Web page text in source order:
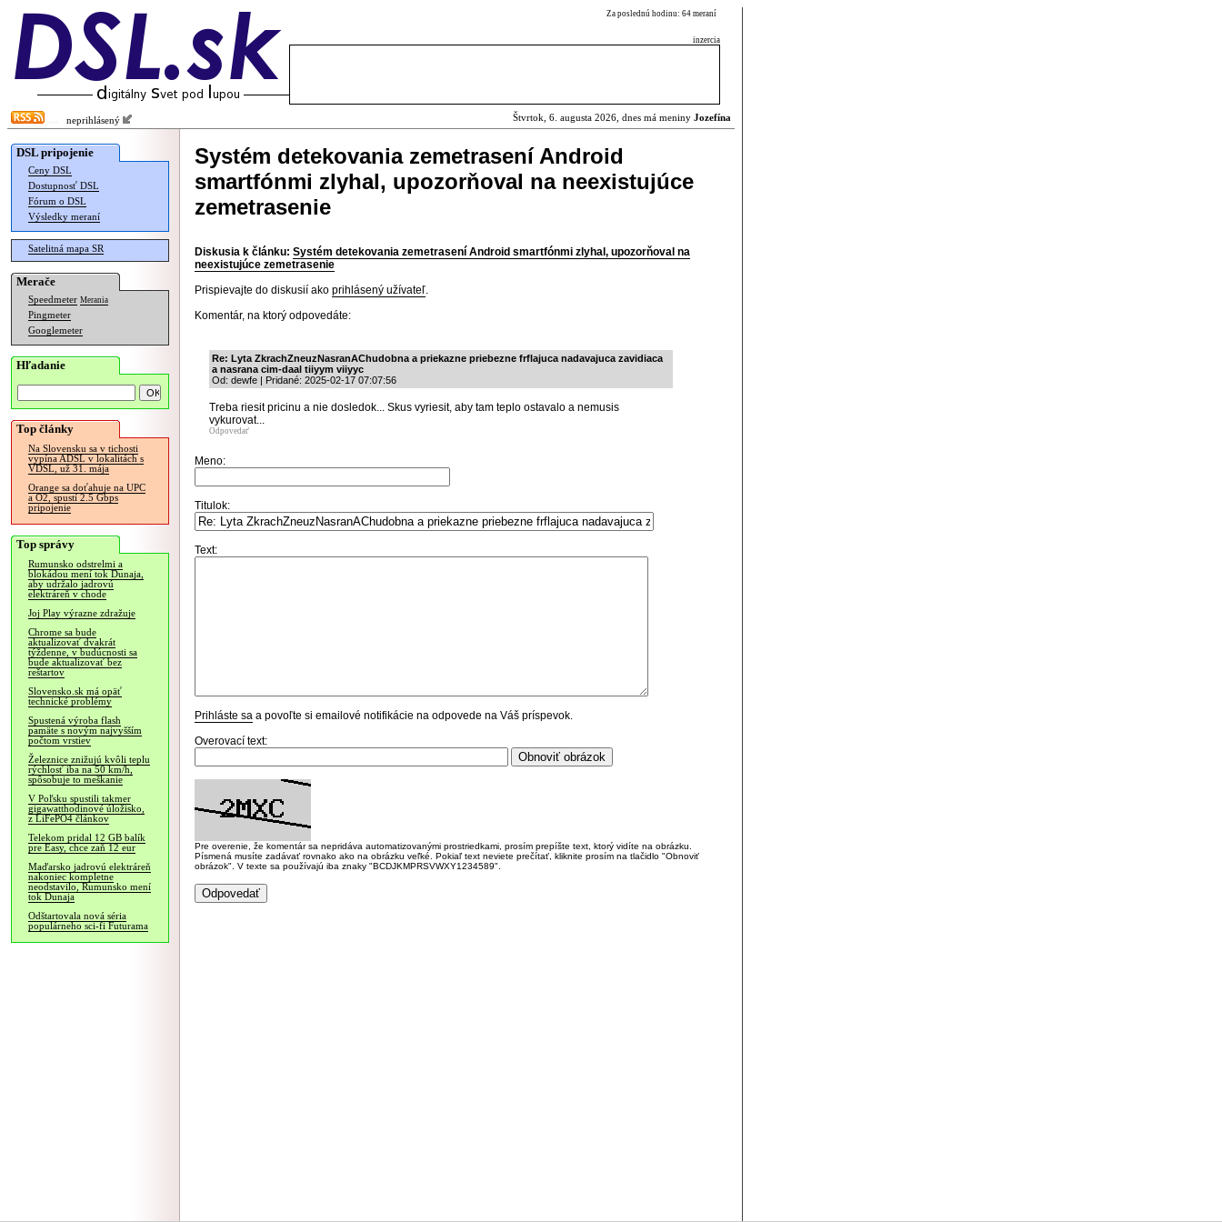
Za poslednú hodinu: 64 meraní
inzercia
neprihlásený Štvrtok, 6. augusta 2026, dnes má meniny Jozefína
DSL pripojenie
Ceny DSL
Dostupnosť DSL
Fórum o DSL
Výsledky meraní
Satelitná mapa SR
Merače
Speedmeter Merania
Pingmeter
Googlemeter
Hľadanie
Top články
Na Slovensku sa v tichosti
vypína ADSL v lokalitách s
VDSL, už 31. mája
Orange sa doťahuje na UPC
a O2, spustí 2.5 Gbps
pripojenie
Top správy
Rumunsko odstrelmi a
blokádou mení tok Dunaja,
aby udržalo jadrovú
elektráreň v chode
Joj Play výrazne zdražuje
Chrome sa bude
aktualizovať dvakrát
týždenne, v budúcnosti sa
bude aktualizovať bez
reštartov
Slovensko.sk má opäť
technické problémy
Spustená výroba flash
pamäte s novým najvyšším
počtom vrstiev
Železnice znižujú kvôli teplu
rýchlosť iba na 50 km/h,
spôsobuje to meškanie
V Poľsku spustili takmer
gigawatthodinové úložisko,
z LiFePO4 článkov
Telekom pridal 12 GB balík
pre Easy, chce zaň 12 eur
Maďarsko jadrovú elektráreň
nakoniec kompletne
neodstavilo, Rumunsko mení
tok Dunaja
Odštartovala nová séria
populárneho sci-fi Futurama
Systém detekovania zemetrasení Android
smartfónmi zlyhal, upozorňoval na neexistujúce
zemetrasenie
Diskusia k článku: Systém detekovania zemetrasení Android smartfónmi zlyhal, upozorňoval na
neexistujúce zemetrasenie
Prispievajte do diskusií ako prihlásený užívateľ.
Komentár, na ktorý odpovedáte:
Re: Lyta ZkrachZneuzNasranAChudobna a priekazne priebezne frflajuca nadavajuca zavidiaca
a nasrana cim-daal tiiyym viiyyc
Od: dewfe | Pridané: 2025-02-17 07:07:56
Treba riesit pricinu a nie dosledok... Skus vyriesit, aby tam teplo ostavalo a nemusis
vykurovat...
Odpovedať
Meno:
Titulok:
Text:
Prihláste sa a povoľte si emailové notifikácie na odpovede na Váš príspevok.
Overovací text:
Pre overenie, že komentár sa nepridáva automatizovanými prostriedkami, prosím prepíšte text, ktorý vidíte na obrázku.
Písmená musíte zadávať rovnako ako na obrázku veľké. Pokiaľ text neviete prečítať, kliknite prosím na tlačidlo "Obnoviť
obrázok". V texte sa používajú iba znaky "BCDJKMPRSVWXY1234589".